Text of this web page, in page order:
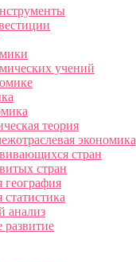
учений
теория
экономика
стран
стран
география
статистика
анализ
развитие